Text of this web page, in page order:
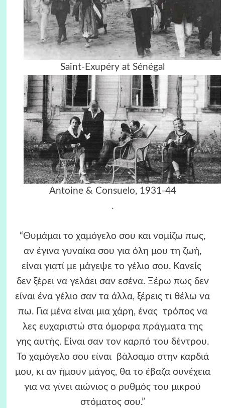
Saint-Exupéry at Sénégal
Antoine & Consuelo, 1931-44
.
“Θυμάμαι το χαμόγελο σου και νομίζω πως,
αν έγινα γυναίκα σου για όλη μου τη ζωή,
είναι γιατί με μάγεψε το γέλιο σου. Κανείς
δεν ξέρει να γελάει σαν εσένα. Ξέρω πως δεν
είναι ένα γέλιο σαν τα άλλα, ξέρεις τι θέλω να
πω. Για μένα είναι μια χάρη, ένας τρόπος να
λες ευχαριστώ στα όμορφα πράγματα της
γης αυτής. Είναι σαν τον καρπό του δέντρου.
Το χαμόγελο σου είναι βάλσαμο στην καρδιά
μου, κι αν ήμουν μάγος, θα το έβαζα συνέχεια
για να γίνει αιώνιος ο ρυθμός του μικρού
στόματος σου.”